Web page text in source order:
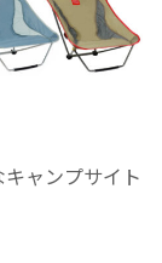
ャンプサイト